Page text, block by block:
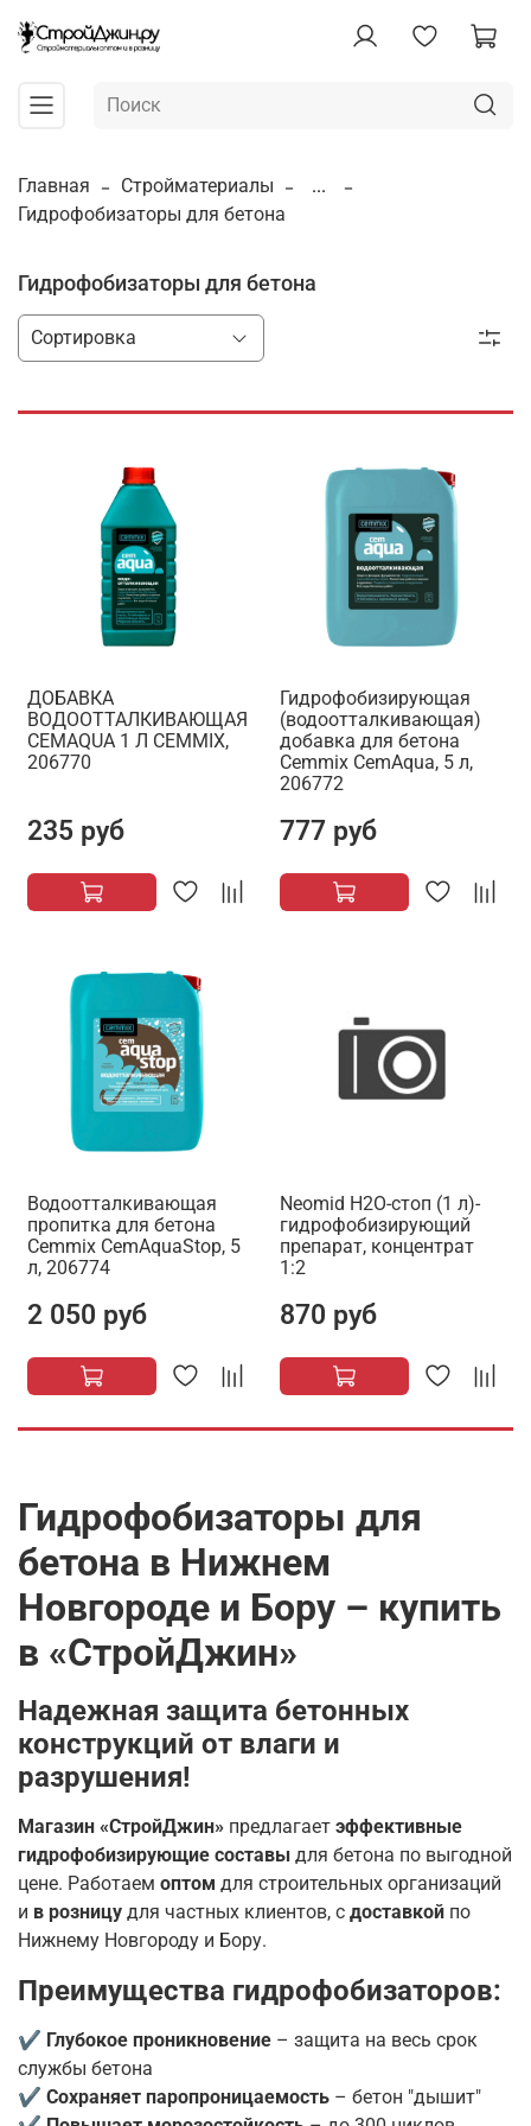
Главная Стройматериалы
...
Гидрофобизаторы для бетона
Гидрофобизаторы для бетона
ДОБАВКА
ВОДООТТАЛКИВАЮЩАЯ
CEMAQUA 1 Л CEMMIX,
206770
235 руб
Гидрофобизирующая
(водоотталкивающая)
добавка для бетона
Cemmix CemAqua, 5 л,
206772
777 руб
Водоотталкивающая
пропитка для бетона
Cemmix CemAquaStop, 5
л, 206774
2 050 руб
Neomid H2O-стоп (1 л)-
гидрофобизирующий
препарат, концентрат
1:2
870 руб
Гидрофобизаторы для
бетона в Нижнем
Новгороде и Бору – купить
в «СтройДжин»
Надежная защита бетонных
конструкций от влаги и
разрушения!
Магазин «СтройДжин» предлагает эффективные
гидрофобизирующие составы для бетона по выгодной
цене. Работаем оптом для строительных организаций
и в розницу для частных клиентов, с доставкой по
Нижнему Новгороду и Бору.
Преимущества гидрофобизаторов:
✔ Глубокое проникновение – защита на весь срок
службы бетона
✔ Сохраняет паропроницаемость – бетон "дышит"